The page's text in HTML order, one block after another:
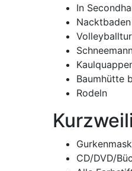
In
Baumhütte
Rodeln
CD/DVD/